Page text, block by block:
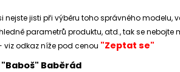
nejste jisti při výběru toho správného modelu,
parametrů produktu, atd., tak se nebojte
viz odkaz níže pod cenou "Zeptat se"
"Baboš" Baběrád